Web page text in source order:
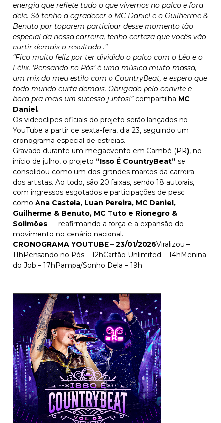
energia que reflete tudo o que vivemos no palco e fora
dele. Só tenho a agradecer o MC Daniel e o Guilherme &
Benuto por toparem participar desse momento tão
especial da nossa carreira, tenho certeza que vocês vão
curtir demais o resultado .”
“Fico muito feliz por ter dividido o palco com o Léo e o
Félix. ‘Pensando no Pós’ é uma música muito massa,
um mix do meu estilo com o CountryBeat, e espero que
todo mundo curta demais. Obrigado pelo convite e
bora pra mais um sucesso juntos!” compartilha MC
Daniel.
Os videoclipes oficiais do projeto serão lançados no
YouTube a partir de sexta-feira, dia 23, seguindo um
cronograma especial de estreias.
Gravado durante um megaevento em Cambé (PR), no
início de julho, o projeto “Isso É CountryBeat” se
consolidou como um dos grandes marcos da carreira
dos artistas. Ao todo, são 20 faixas, sendo 18 autorais,
com ingressos esgotados e participações de peso
como Ana Castela, Luan Pereira, MC Daniel,
Guilherme & Benuto, MC Tuto e Rionegro &
Solimões — reafirmando a força e a expansão do
movimento no cenário nacional.
CRONOGRAMA YOUTUBE – 23/01/2026Viralizou –
11hPensando no Pós – 12hCartão Unlimited – 14hMenina
do Job – 17hPampa/Sonho Dela – 19h